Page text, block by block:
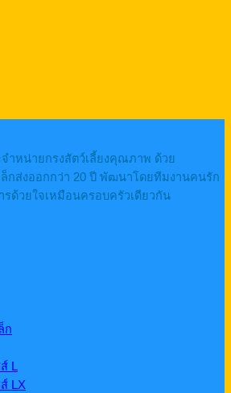
จำหน่ายกรงสัตว์เลี้ยงคุณภาพ ด้วย
กส่งออกกว่า 20 ปี พัฒนาโดยทีมงานคนรัก
รด้วยใจเหมือนครอบครัวเดียวกัน
ก
L
LX